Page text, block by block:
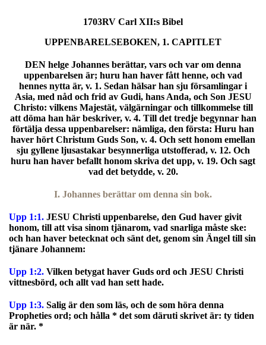
1703RV Carl XII:s Bibel
UPPENBARELSEBOKEN, 1. CAPITLET
DEN helge Johannes berättar, vars och var om denna
uppenbarelsen är; huru han haver fått henne, och vad
hennes nytta är, v. 1. Sedan hälsar han sju församlingar i
Asia, med nåd och frid av Gudi, hans Anda, och Son JESU
Christo: vilkens Majestät, välgärningar och tillkommelse till
att döma han här beskriver, v. 4. Till det tredje begynnar han
förtälja dessa uppenbarelser: nämliga, den första: Huru han
haver hört Christum Guds Son, v. 4. Och sett honom emellan
sju gyllene ljusastakar besynnerliga utstofferad, v. 12. Och
huru han haver befallt honom skriva det upp, v. 19. Och sagt
vad det betydde, v. 20.
I. Johannes berättar om denna sin bok.
Upp 1:1. JESU Christi uppenbarelse, den Gud haver givit
honom, till att visa sinom tjänarom, vad snarliga måste ske:
och han haver betecknat och sänt det, genom sin Ängel till sin
tjänare Johannem:
Upp 1:2. Vilken betygat haver Guds ord och JESU Christi
vittnesbörd, och allt vad han sett hade.
Upp 1:3. Salig är den som läs, och de som höra denna
Propheties ord; och hålla * det som däruti skrivet är: ty tiden
är när. *